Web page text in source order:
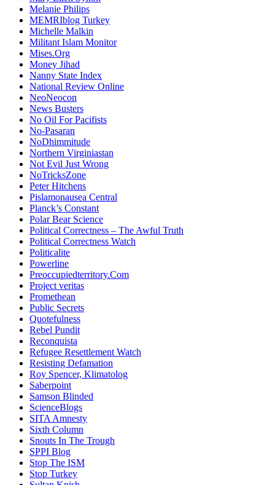
Melanie Philips
MEMRIblog Turkey
Michelle Malkin
Militant Islam Monitor
Mises.Org
Money Jihad
Nanny State Index
National Review Online
NeoNeocon
News Busters
No Oil For Pacifists
No-Pasaran
NoDhimmitude
Northern Virginiastan
Not Evil Just Wrong
NoTricksZone
Peter Hitchens
Pislamonausea Central
Planck’s Constant
Polar Bear Science
Political Correctness – The Awful Truth
Political Correctness Watch
Politicalite
Powerline
Preoccupiedterritory.Com
Project veritas
Promethean
Public Secrets
Quotefulness
Rebel Pundit
Reconquista
Refugee Resettlement Watch
Resisting Defamation
Roy Spencer, Klimatolog
Saberpoint
Samson Blinded
ScienceBlogs
SITA Amnesty
Sixth Column
Snouts In The Trough
SPPI Blog
Stop The ISM
Stop Turkey